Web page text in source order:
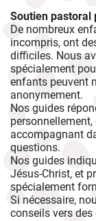
Soutien pastoral
De nombreux
incompris, ont
difficiles. Nous
spécialement
enfants peuvent
anonymement.
Nos guides
accompagnant
questions.
Nos guides
Jésus-Christ, et
spécialement
Si nécessaire,
conseils vers